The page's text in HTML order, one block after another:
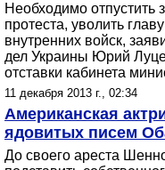
Необходимо отпустить
протеста, уволить
внутренних войск,
дел Украины Юрий
отставки кабинета
11 декабря 2013 г., 02:34
Американская
ядовитых писем
До своего ареста